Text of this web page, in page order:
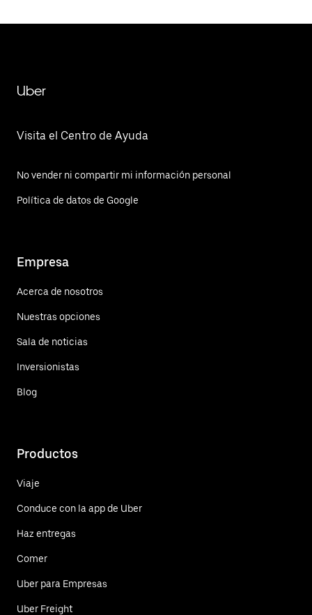
Uber
Visita el Centro de Ayuda
No vender ni compartir mi información personal
Política de datos de Google
Empresa
Acerca de nosotros
Nuestras opciones
Sala de noticias
Inversionistas
Blog
Productos
Viaje
Conduce con la app de Uber
Haz entregas
Comer
Uber para Empresas
Uber Freight